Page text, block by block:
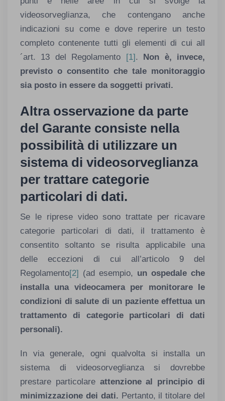
videosorveglianza, che contengano anche
indicazioni su come e dove reperire un testo
completo contenente tutti gli elementi di cui all
´art. 13 del Regolamento [1]. Non è, invece,
previsto o consentito che tale monitoraggio
sia posto in essere da soggetti privati.
Altra osservazione da parte
del Garante consiste nella
possibilità di utilizzare un
sistema di videosorveglianza
per trattare categorie
particolari di dati.
Se le riprese video sono trattate per ricavare
categorie particolari di dati, il trattamento è
consentito soltanto se risulta applicabile una
delle eccezioni di cui all’articolo 9 del
Regolamento[2] (ad esempio, un ospedale che
installa una videocamera per monitorare le
condizioni di salute di un paziente effettua un
trattamento di categorie particolari di dati
personali).
In via generale, ogni qualvolta si installa un
sistema di videosorveglianza si dovrebbe
prestare particolare attenzione al principio di
minimizzazione dei dati. Pertanto, il titolare del